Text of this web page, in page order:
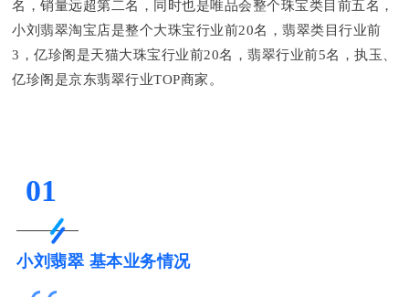
名，销量远超第二名，同时也是唯品会整个珠宝类目前五名，
小刘翡翠淘宝店是整个大珠宝行业前20名，翡翠类目行业前
3，亿珍阁是天猫大珠宝行业前20名，翡翠行业前5名，执玉、
亿珍阁是京东翡翠行业TOP商家。
01
小刘翡翠 基本业务情况